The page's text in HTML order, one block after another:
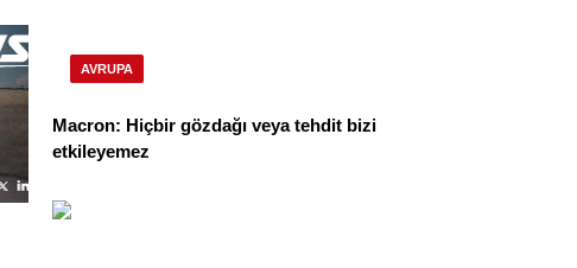
AVRUPA
Macron: Hiçbir gözdağı veya tehdit bizi
etkileyemez